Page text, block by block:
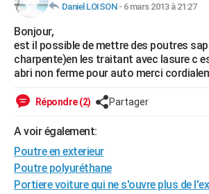
Retraite
Impôts
Epargne
Immobilier
Risques naturels par ville
Banque
Assurance
Crédit
AUTO
Essais
Réserver un essai
Citadines
Berlines
SUV
Forum auto
+HIGH-TECH
Mobiles
Meilleur smartphone
Internet
Ordinateurs
Jeux vidéo
Guide high-tech
+BRICOLAGE
Forum
Aménagement intérieur
Extérieur
Cuisine
Salle de bains
Jardinage
Rangement
WEEK-END
LIFESTYLE
Art de vivre
Bien-être
Loisirs
Mode
Modes de vie
SANTE
Alimentation
Guide de la santé
Maladies
Médicaments
Sommeil
VOYAGE
Daniel LOISON- 6 mars 2013 à 21:27
Bonjour,
est il possible de mettre des poutres
charpente)en les traitant avec lasure c
abri non ferme pour auto merci
Répondre (2) Partager
A voir également:
Poutre en exterieur
Poutre polyuréthane
Portiere voiture qui ne s'ouvre plus de